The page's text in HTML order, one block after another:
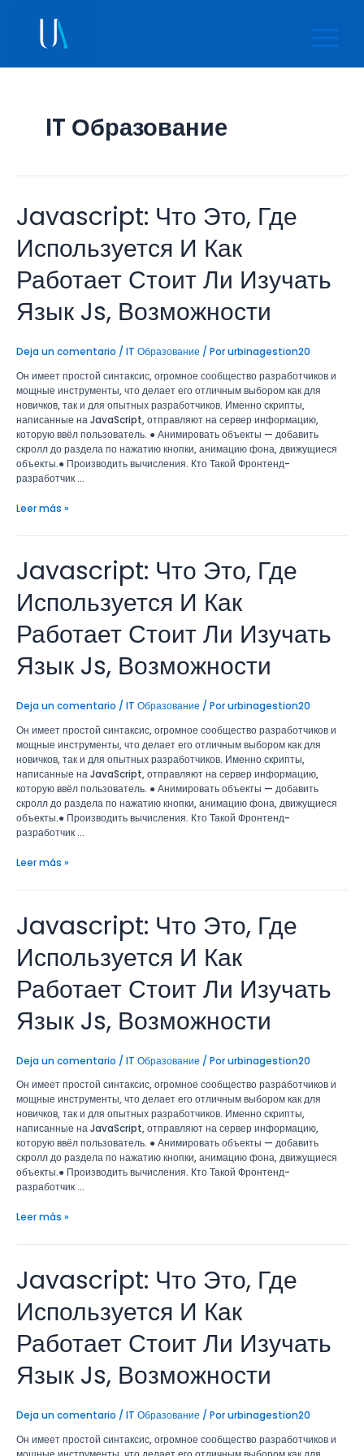
Menu
IT Образование
Javascript: Что Это, Где
Используется И Как
Работает Стоит Ли Изучать
Язык Js, Возможности
Deja un comentario / IT Образование / Porurbinagestion20
Он имеет простой синтаксис, огромное сообщество разработчиков и
мощные инструменты, что делает его отличным выбором как для
новичков, так и для опытных разработчиков. Именно скрипты,
написанные на JavaScript, отправляют на сервер информацию,
которую ввёл пользователь. ● Анимировать объекты — добавить
скролл до раздела по нажатию кнопки, анимацию фона, движущиеся
объекты.● Производить вычисления. Кто Такой Фронтенд-
разработчик …
Javascript:
Что
Где
И
Работает
Стоит
Изучать
Js,
Возможности
Leer más »
Javascript: Что Это, Где
Используется И Как
Работает Стоит Ли Изучать
Язык Js, Возможности
Deja un comentario / IT Образование / Porurbinagestion20
Он имеет простой синтаксис, огромное сообщество разработчиков и
мощные инструменты, что делает его отличным выбором как для
новичков, так и для опытных разработчиков. Именно скрипты,
написанные на JavaScript, отправляют на сервер информацию,
которую ввёл пользователь. ● Анимировать объекты — добавить
скролл до раздела по нажатию кнопки, анимацию фона, движущиеся
объекты.● Производить вычисления. Кто Такой Фронтенд-
разработчик …
Javascript:
Что
Это,
Где
И
Работает
Стоит
Изучать
Js,
Возможности
Leer más »
Javascript: Что Это, Где
Используется И Как
Работает Стоит Ли Изучать
Язык Js, Возможности
Deja un comentario / IT Образование / Porurbinagestion20
Он имеет простой синтаксис, огромное сообщество разработчиков и
мощные инструменты, что делает его отличным выбором как для
новичков, так и для опытных разработчиков. Именно скрипты,
написанные на JavaScript, отправляют на сервер информацию,
которую ввёл пользователь. ● Анимировать объекты — добавить
скролл до раздела по нажатию кнопки, анимацию фона, движущиеся
объекты.● Производить вычисления. Кто Такой Фронтенд-
разработчик …
Javascript:
Что
Где
И
Работает
Стоит
Изучать
Js,
Возможности
Leer más »
Javascript: Что Это, Где
Используется И Как
Работает Стоит Ли Изучать
Язык Js, Возможности
Deja un comentario / IT Образование / Porurbinagestion20
Он имеет простой синтаксис, огромное сообщество разработчиков и
Javascript:
Что
Где
И
Работает
Стоит
Изучать
Js,